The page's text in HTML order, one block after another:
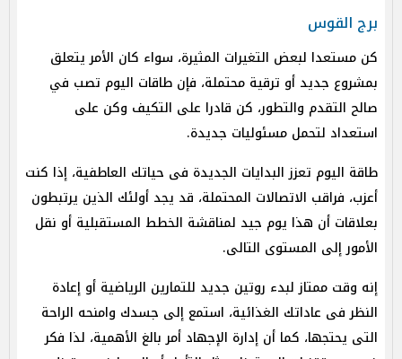
برج القوس
كن مستعدا لبعض التغيرات المثيرة، سواء كان الأمر يتعلق
بمشروع جديد أو ترقية محتملة، فإن طاقات اليوم تصب في
صالح التقدم والتطور، كن قادرا على التكيف وكن على
استعداد لتحمل مسئوليات جديدة.
طاقة اليوم تعزز البدايات الجديدة فى حياتك العاطفية، إذا كنت
أعزب، فراقب الاتصالات المحتملة، قد يجد أولئك الذين يرتبطون
بعلاقات أن هذا يوم جيد لمناقشة الخطط المستقبلية أو نقل
الأمور إلى المستوى التالى.
إنه وقت ممتاز لبدء روتين جديد للتمارين الرياضية أو إعادة
النظر فى عاداتك الغذائية، استمع إلى جسدك وامنحه الراحة
التى يحتجها، كما أن إدارة الإجهاد أمر بالغ الأهمية، لذا فكر